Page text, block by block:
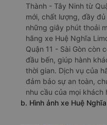
Thành - Tây Ninh từ
mới, chất lượng, đầy
những giây phút thoải
hãng xe Huệ Nghĩa
Quận 11 - Sài Gòn còn
đầu bến, giúp hành
thời gian. Dịch vụ của
đảm bảo sự an toàn,
nhu cầu của mọi khách
b. Hình ảnh xe Huệ